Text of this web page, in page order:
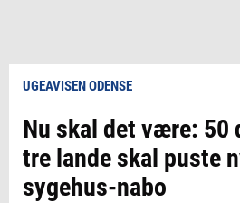
UGEAVISEN ODENSE
Nu skal det være: 50
tre lande skal puste
sygehus-nabo